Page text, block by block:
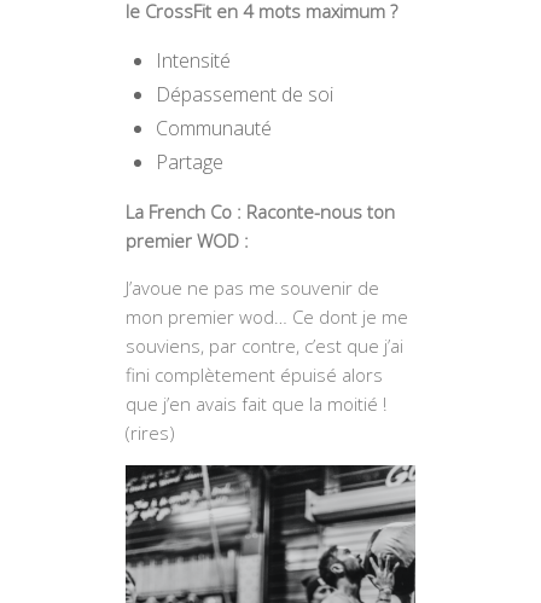
le CrossFit en 4 mots maximum ?
Intensité
Dépassement de soi
Communauté
Partage
La French Co : Raconte-nous ton
premier WOD :
J’avoue ne pas me souvenir de
mon premier wod… Ce dont je me
souviens, par contre, c’est que j’ai
fini complètement épuisé alors
que j’en avais fait que la moitié !
(rires)